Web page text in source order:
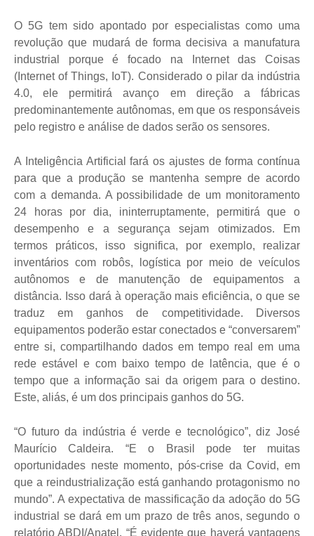
O 5G tem sido apontado por especialistas como uma
revolução que mudará de forma decisiva a manufatura
industrial porque é focado na Internet das Coisas
(Internet of Things, IoT). Considerado o pilar da indústria
4.0, ele permitirá avanço em direção a fábricas
predominantemente autônomas, em que os responsáveis
pelo registro e análise de dados serão os sensores.
A Inteligência Artificial fará os ajustes de forma contínua
para que a produção se mantenha sempre de acordo
com a demanda. A possibilidade de um monitoramento
24 horas por dia, ininterruptamente, permitirá que o
desempenho e a segurança sejam otimizados. Em
termos práticos, isso significa, por exemplo, realizar
inventários com robôs, logística por meio de veículos
autônomos e de manutenção de equipamentos a
distância. Isso dará à operação mais eficiência, o que se
traduz em ganhos de competitividade. Diversos
equipamentos poderão estar conectados e “conversarem”
entre si, compartilhando dados em tempo real em uma
rede estável e com baixo tempo de latência, que é o
tempo que a informação sai da origem para o destino.
Este, aliás, é um dos principais ganhos do 5G.
“O futuro da indústria é verde e tecnológico”, diz José
Maurício Caldeira. “E o Brasil pode ter muitas
oportunidades neste momento, pós-crise da Covid, em
que a reindustrialização está ganhando protagonismo no
mundo”. A expectativa de massificação da adoção do 5G
industrial se dará em um prazo de três anos, segundo o
relatório ABDI/Anatel. “É evidente que haverá vantagens